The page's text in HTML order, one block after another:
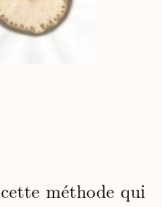
méthode qui